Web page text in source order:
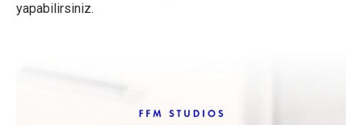
yapabilirsiniz.